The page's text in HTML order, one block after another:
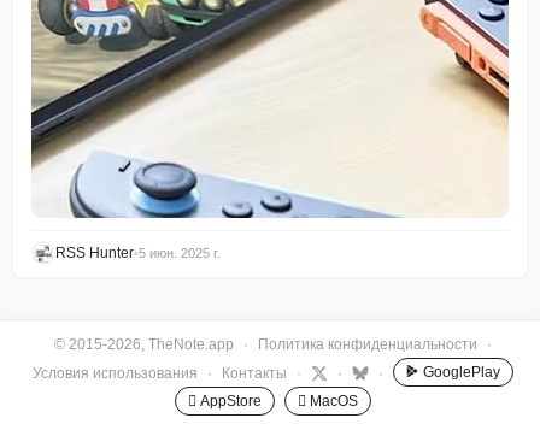
RSS Hunter•5 июн. 2025 г.
© 2015-2026, TheNote.app · Политика конфиденциальности
·
Условия использования
· Контакты · · ·
GooglePlay
 AppStore
 MacOS